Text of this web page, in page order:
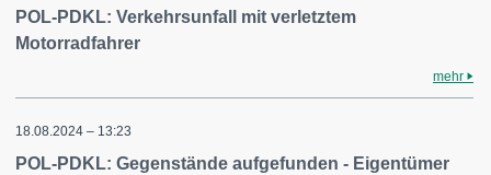
POL-PDKL: Verkehrsunfall mit verletztem
Motorradfahrer
mehr
18.08.2024 – 13:23
POL-PDKL: Gegenstände aufgefunden - Eigentümer